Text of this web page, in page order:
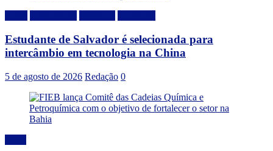
Estudante de Salvador é selecionada para
intercâmbio em tecnologia na China
5 de agosto de 2026 Redação 0